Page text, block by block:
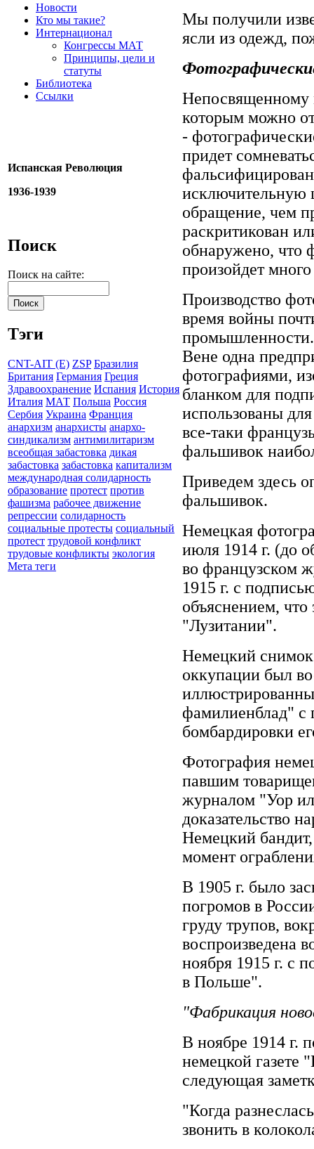
Новости
Кто мы такие?
Интернационал
Конгрессы МАТ
Принципы, цели и
статуты
Библиотека
Ссылки
Испанская Революция
1936-1939
Поиск
Поиск на сайте:
Тэги
CNT-AIT (E) ZSP Бразилия
Британия Германия Греция
Здравоохранение Испания История
Италия МАТ Польша Россия
Сербия Украина Франция
анархизм анархисты анархо-
синдикализм антимилитаризм
всеобщая забастовка дикая
забастовка забастовка капитализм
международная солидарность
образование протест против
фашизма рабочее движение
репрессии солидарность
социальные протесты социальный
протест трудовой конфликт
трудовые конфликты экология
Мета теги
Мы получили
ясли из одежд,
Непосвященному
которым можно
-
придет
исключительную
обращение, чем
раскритикован
обнаружено, что
произойдет
Производство
время войны
Вене одна
фотографиями,
бланком для
использованы
все-таки
фальшивок
Приведем здесь
фальшивок.
Немецкая
июля 1914 г. (до
во французском
1915 г. с
объяснением, что
"Лузитании".
Немецкий
оккупации был
фамилиенблад" с
бомбардировки
Фотография
павшим
журналом "Уор
доказательство
Немецкий
момент
В 1905 г. было
погромов в
груду трупов,
воспроизведена
ноября 1915 г. с
в Польше".
"Фабрикация
В ноябре 1914 г.
немецкой газете
следующая
"Когда
звонить в